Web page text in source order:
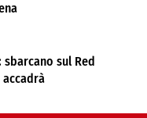
sbarcano sul Red
accadrà